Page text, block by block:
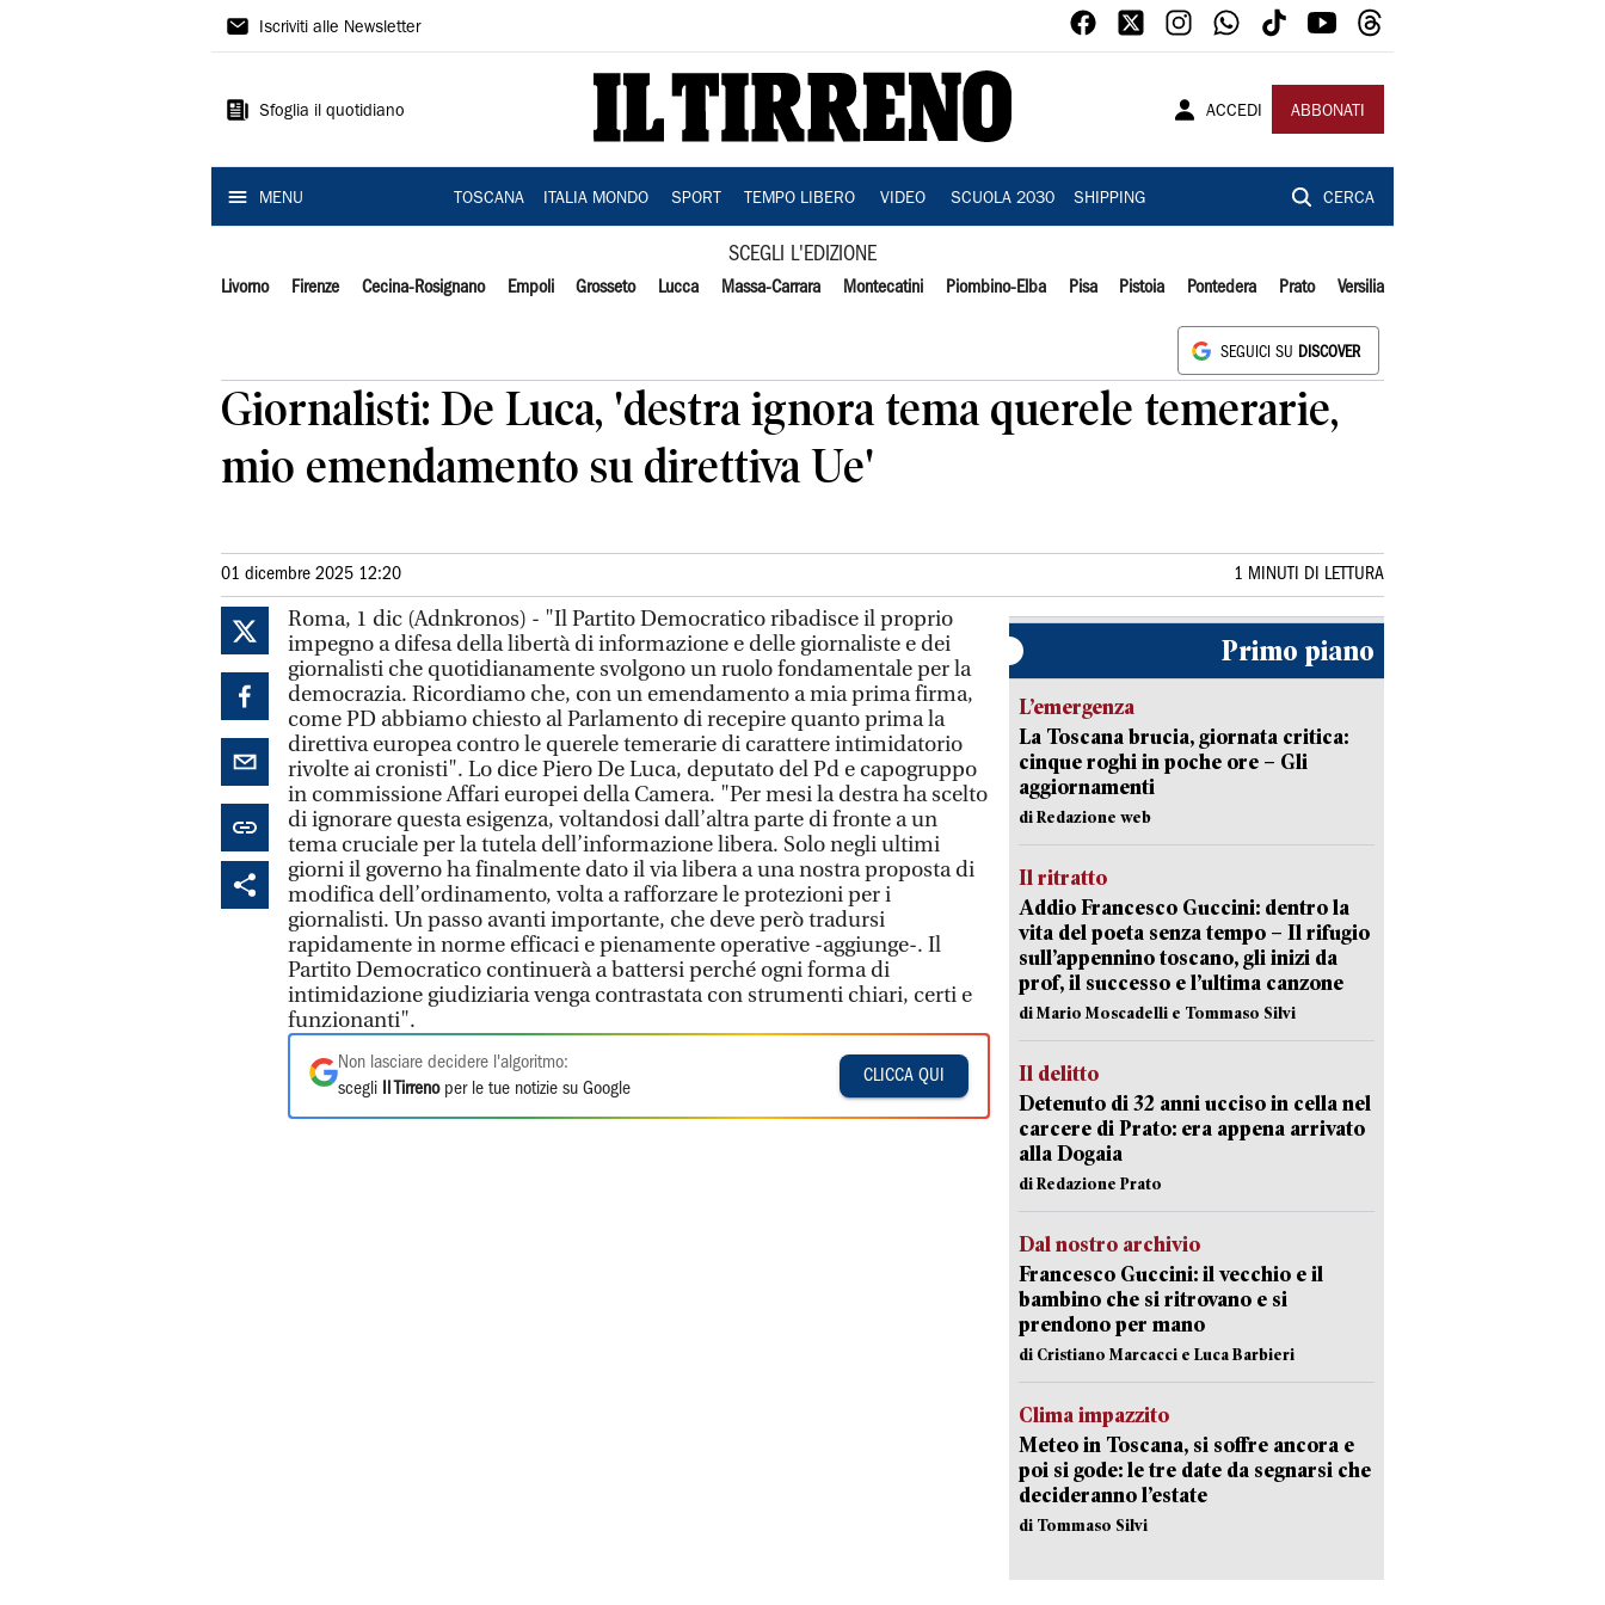
Il
Iscriviti alle Newsletter
Sfoglia il quotidiano ACCEDI ABBONATI
MENU TOSCANA ITALIA MONDO SPORT TEMPO LIBERO VIDEO SCUOLA 2030 SHIPPING CERCA
SCEGLI L'EDIZIONE
Livorno Firenze Cecina-Rosignano Empoli Grosseto Lucca Massa-Carrara Montecatini Piombino-Elba Pisa Pistoia Pontedera Prato Versilia
SEGUICI SU DISCOVER
Giornalisti: De Luca, 'destra ignora tema querele temerarie,
mio emendamento su direttiva Ue'
01 dicembre 2025 12:20 1 MINUTI DI LETTURA
Roma, 1 dic (Adnkronos) - "Il Partito Democratico ribadisce il proprio
impegno a difesa della libertà di informazione e delle giornaliste e dei
giornalisti che quotidianamente svolgono un ruolo fondamentale per la
democrazia. Ricordiamo che, con un emendamento a mia prima firma,
come PD abbiamo chiesto al Parlamento di recepire quanto prima la
direttiva europea contro le querele temerarie di carattere intimidatorio
rivolte ai cronisti". Lo dice Piero De Luca, deputato del Pd e capogruppo
in commissione Affari europei della Camera. "Per mesi la destra ha scelto
di ignorare questa esigenza, voltandosi dall’altra parte di fronte a un
tema cruciale per la tutela dell’informazione libera. Solo negli ultimi
giorni il governo ha finalmente dato il via libera a una nostra proposta di
modifica dell’ordinamento, volta a rafforzare le protezioni per i
giornalisti. Un passo avanti importante, che deve però tradursi
rapidamente in norme efficaci e pienamente operative -aggiunge-. Il
Partito Democratico continuerà a battersi perché ogni forma di
intimidazione giudiziaria venga contrastata con strumenti chiari, certi e
funzionanti".
Non lasciare decidere l'algoritmo:
scegli
Il Tirrenoper le tue notizie su Google
CLICCA QUI
Primo piano
L’emergenza
La Toscana brucia, giornata critica:
cinque roghi in poche ore – Gli
aggiornamenti
di Redazione web
Il ritratto
Addio Francesco Guccini: dentro la
vita del poeta senza tempo – Il rifugio
sull’appennino toscano, gli inizi da
prof, il successo e l’ultima canzone
di Mario Moscadelli e Tommaso Silvi
Il delitto
Detenuto di 32 anni ucciso in cella nel
carcere di Prato: era appena arrivato
alla Dogaia
di Redazione Prato
Dal nostro archivio
Francesco Guccini: il vecchio e il
bambino che si ritrovano e si
prendono per mano
di Cristiano Marcacci e Luca Barbieri
Clima impazzito
Meteo in Toscana, si soffre ancora e
poi si gode: le tre date da segnarsi che
decideranno l’estate
di Tommaso Silvi